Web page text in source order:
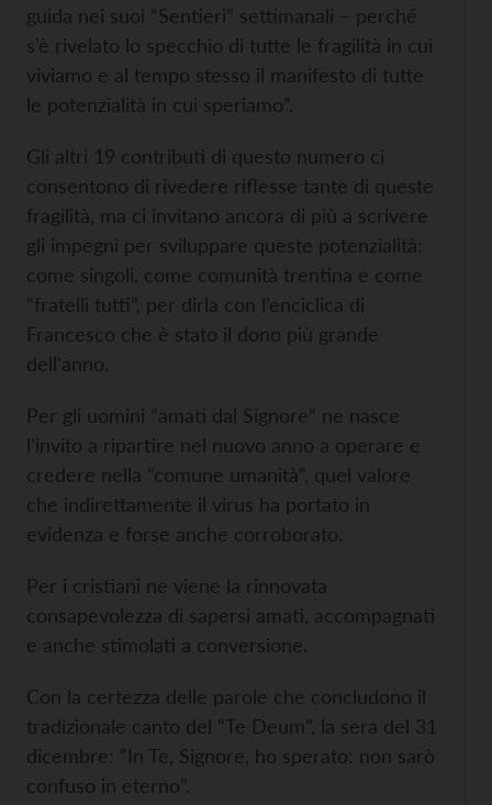
guida nei suoi “Sentieri” settimanali – perché
s’è rivelato lo specchio di tutte le fragilità in cui
viviamo e al tempo stesso il manifesto di tutte
le potenzialità in cui speriamo”.
Gli altri 19 contributi di questo numero ci
consentono di rivedere riflesse tante di queste
fragilità, ma ci invitano ancora di più a scrivere
gli impegni per sviluppare queste potenzialità:
come singoli, come comunità trentina e come
“fratelli tutti”, per dirla con l’enciclica di
Francesco che è stato il dono più grande
dell’anno.
Per gli uomini “amati dal Signore” ne nasce
l’invito a ripartire nel nuovo anno a operare e
credere nella “comune umanità”, quel valore
che indirettamente il virus ha portato in
evidenza e forse anche corroborato.
Per i cristiani ne viene la rinnovata
consapevolezza di sapersi amati, accompagnati
e anche stimolati a conversione.
Con la certezza delle parole che concludono il
tradizionale canto del “Te Deum”, la sera del 31
dicembre: “In Te, Signore, ho sperato: non sarò
confuso in eterno”.